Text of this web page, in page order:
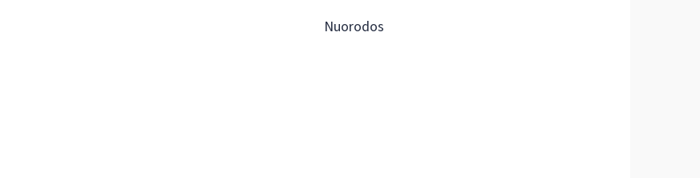
Nuorodos